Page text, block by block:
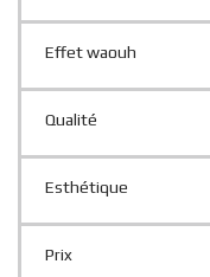
Effet waouh
Qualité
Esthétique
Prix